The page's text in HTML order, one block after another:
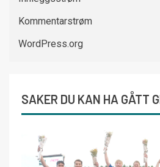
Kommentarstrøm
WordPress.org
SAKER DU KAN HA GÅTT